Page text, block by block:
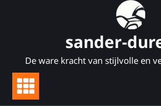
sander-
De ware kracht van stijlvolle en